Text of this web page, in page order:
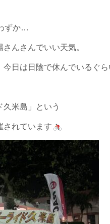
ずか…
んさんでいい天気。
今日は日陰で休んでいるぐ
米島」という
されています